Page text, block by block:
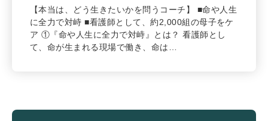
【本当は、どう生きたいかを問うコーチ】 ■命や人生
に全力で対峙 ■看護師として、約2,000組の母子をケ
ア ①『命や人生に全力で対峙』とは？ 看護師とし
て、命が生まれる現場で働き、命は…